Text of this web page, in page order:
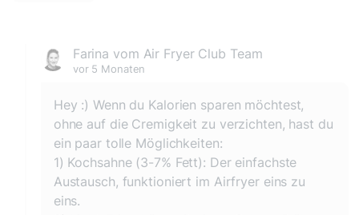
Farina vom Air Fryer Club Team
vor 5 Monaten
Hey :) Wenn du Kalorien sparen möchtest,
ohne auf die Cremigkeit zu verzichten, hast du
ein paar tolle Möglichkeiten:
1) Kochsahne (3-7% Fett): Der einfachste
Austausch, funktioniert im Airfryer eins zu
eins.